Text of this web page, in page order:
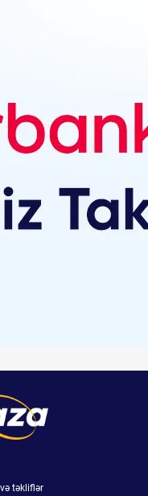
təkliflər